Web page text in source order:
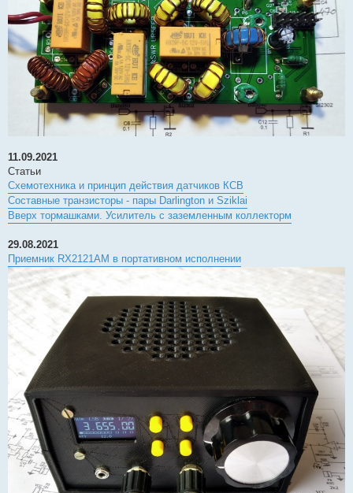
11.09.2021
Статьи
Схемотехника и принцип действия датчиков КСВ
Составные транзисторы - пары Darlington и Sziklai
Вверх тормашками. Усилитель с заземленным коллекторм
29.08.2021
Приемник RX2121AM в портативном исполнении